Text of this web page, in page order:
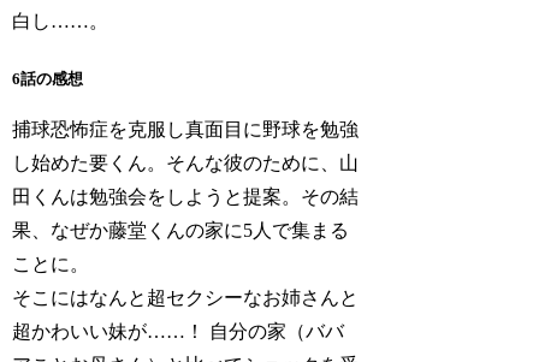
白し……。
6話の感想
捕球恐怖症を克服し真面目に野球を勉強
し始めた要くん。そんな彼のために、山
田くんは勉強会をしようと提案。その結
果、なぜか藤堂くんの家に5人で集まる
ことに。
そこにはなんと超セクシーなお姉さんと
超かわいい妹が……！ 自分の家（ババ